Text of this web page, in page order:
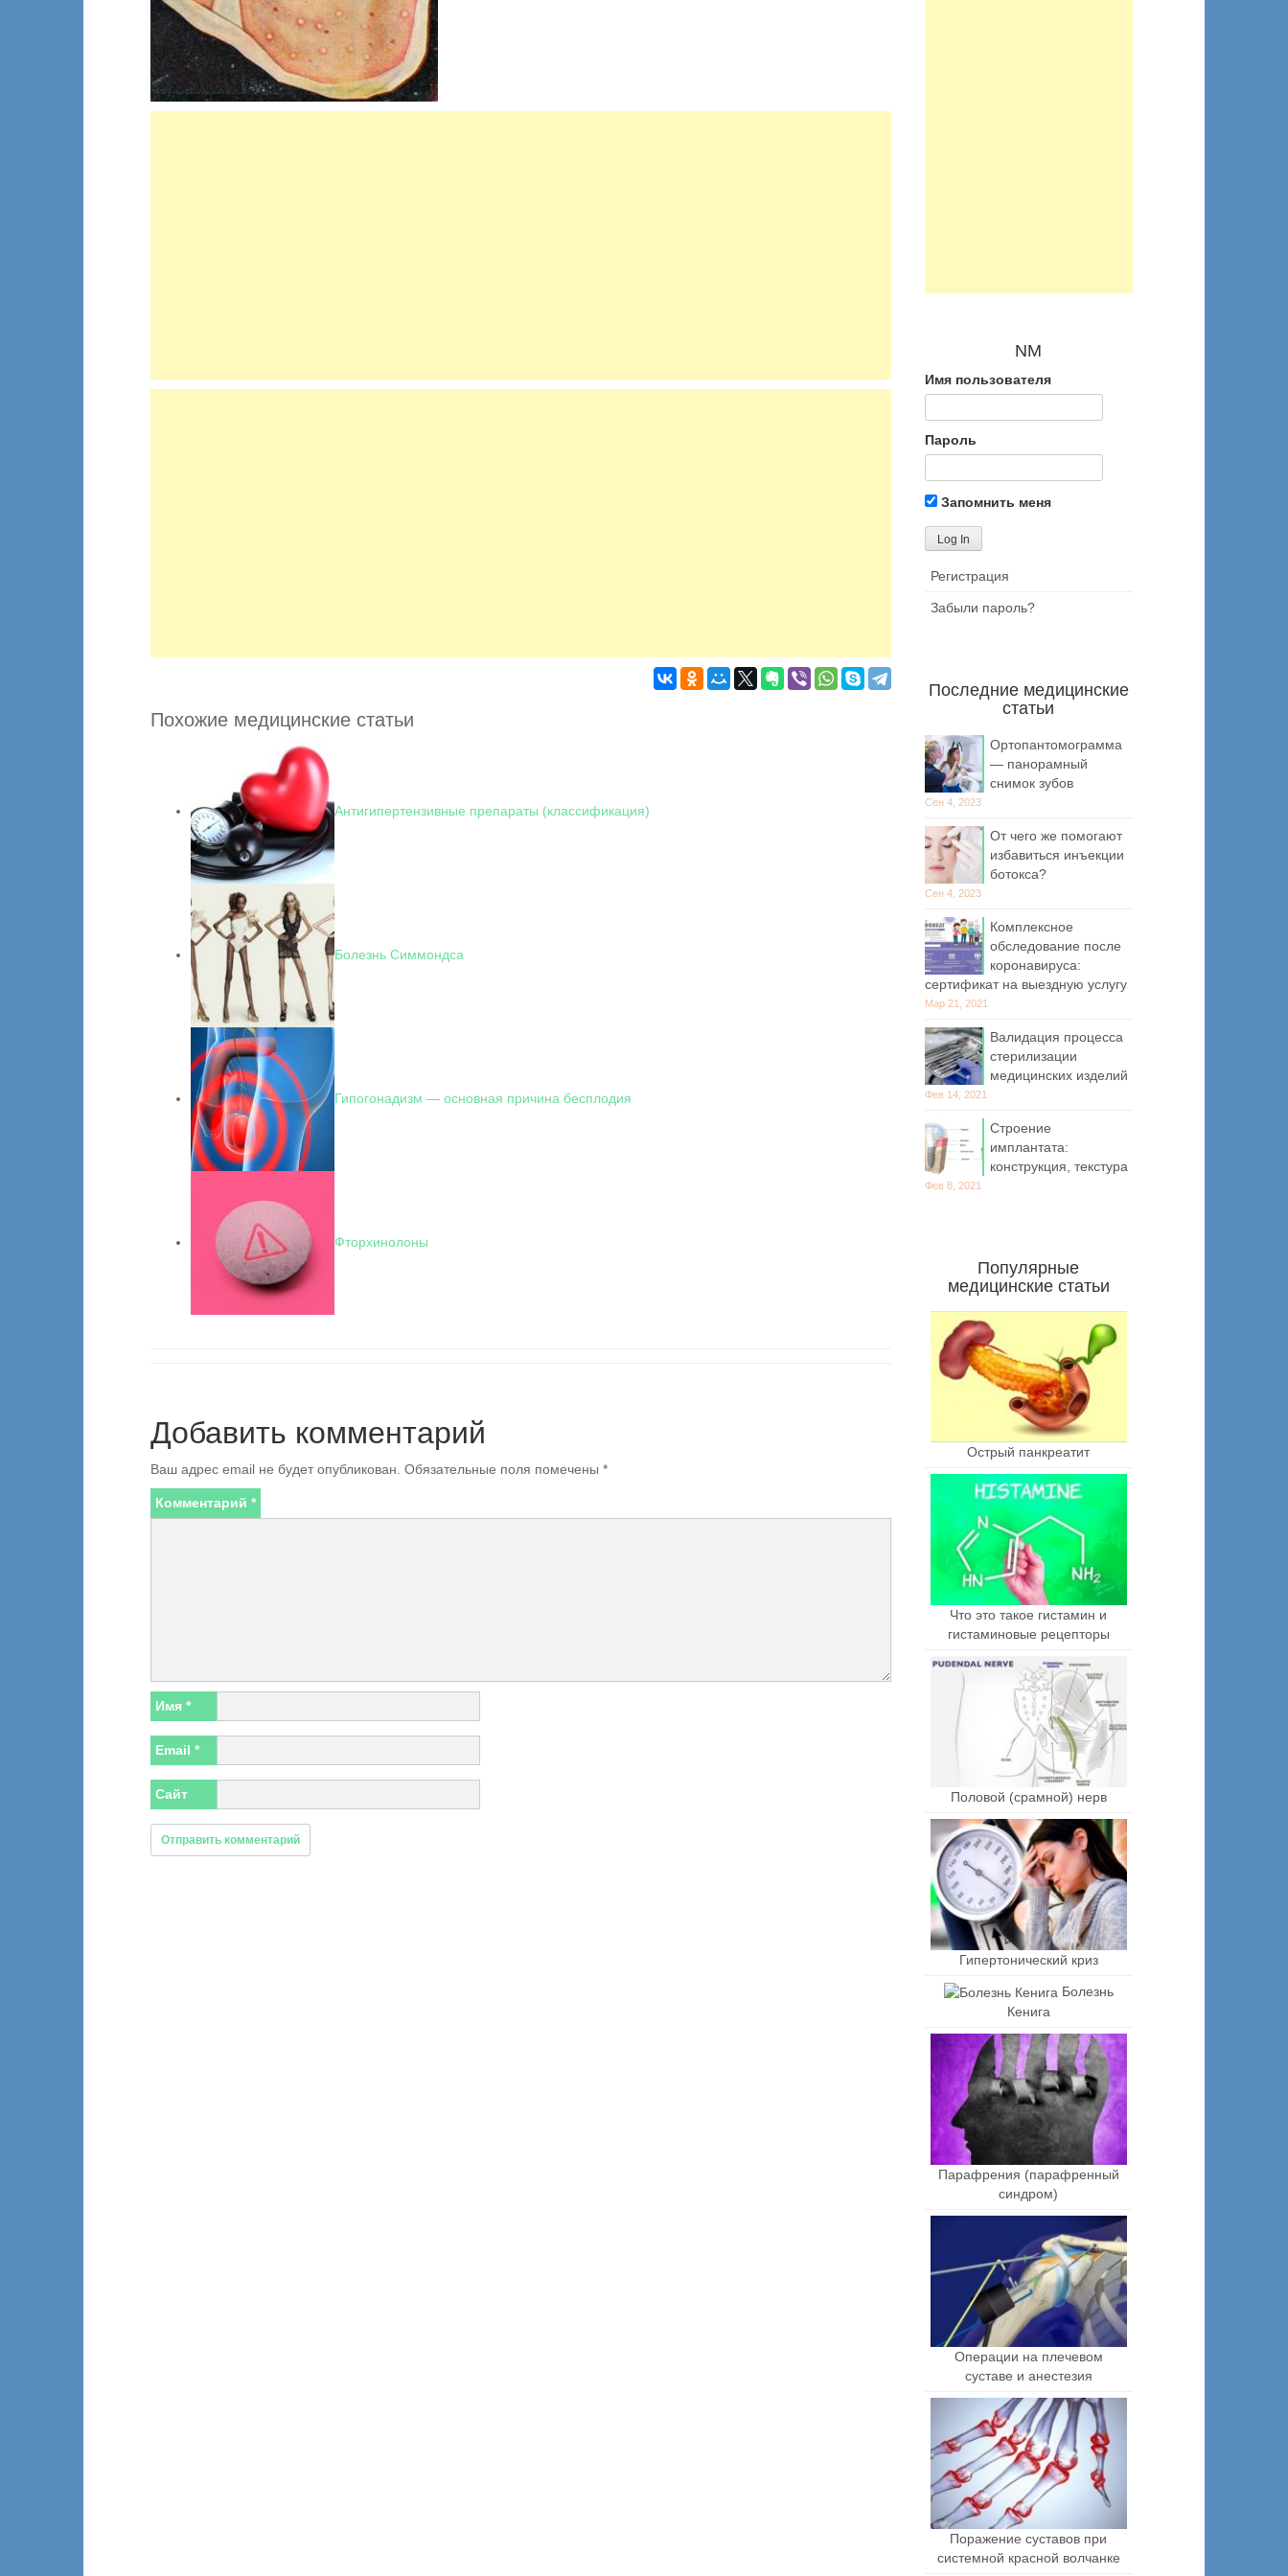
Похожие медицинские статьи
Антигипертензивные препараты (классификация)
Болезнь Симмондса
Гипогонадизм — основная причина бесплодия
Фторхинолоны
Добавить комментарий
Ваш адрес email не будет опубликован. Обязательные поля помечены *
Комментарий *
Имя *
Email *
Сайт
NM
Имя пользователя
Пароль
Запомнить меня
Регистрация
Забыли пароль?
Последние медицинские
статьи
Ортопантомограмма
— панорамный
снимок зубов
Сен 4, 2023
От чего же помогают
избавиться инъекции
ботокса?
Сен 4, 2023
Комплексное
обследование после
коронавируса:
сертификат на выездную услугу
Мар 21, 2021
Валидация процесса
стерилизации
медицинских изделий
Фев 14, 2021
Строение
имплантата:
конструкция, текстура
Фев 8, 2021
Популярные
медицинские статьи
Острый панкреатит
Что это такое гистамин и
гистаминовые рецепторы
Половой (срамной) нерв
Гипертонический криз
Болезнь
Кенига
Парафрения (парафренный
синдром)
Операции на плечевом
суставе и анестезия
Поражение суставов при
системной красной волчанке